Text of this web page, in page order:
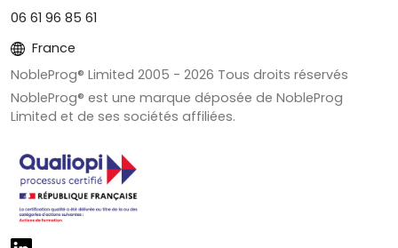
06 61 96 85 61
France
NobleProg® Limited 2005 - 2026 Tous droits réservés
NobleProg® est une marque déposée de NobleProg
Limited et de ses sociétés affiliées.